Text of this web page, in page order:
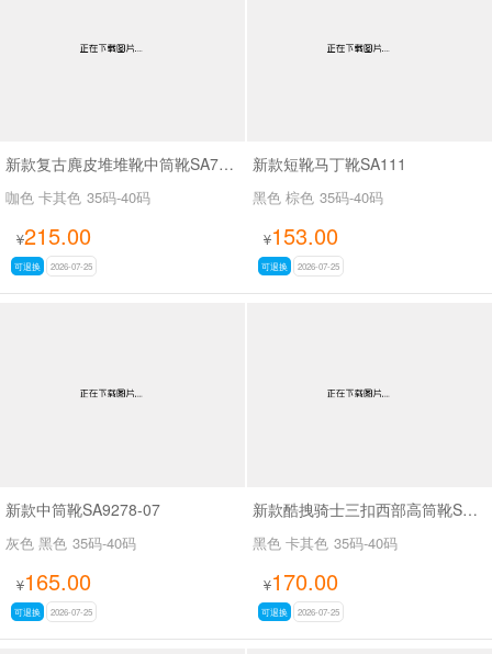
新款复古麂皮堆堆靴中筒靴SA7320-16
咖色 卡其色 35码-40码
¥215.00
可退换 2026-07-25
新款短靴马丁靴SA111
黑色 棕色 35码-40码
¥153.00
可退换 2026-07-25
新款中筒靴SA9278-07
灰色 黑色 35码-40码
¥165.00
可退换 2026-07-25
新款酷拽骑士三扣西部高筒靴SA8042
黑色 卡其色 35码-40码
¥170.00
可退换 2026-07-25